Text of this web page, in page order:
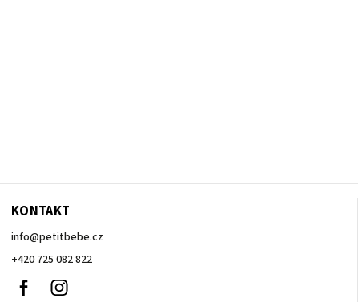
KONTAKT
info@petitbebe.cz
+420 725 082 822
Facebook